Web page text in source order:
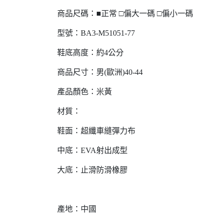
商品尺碼：■正常 □偏大一碼 □偏小一碼
型號：BA3-M51051-77
鞋底高度：約4公分
商品尺寸：男(歐洲)40-44
產品顏色：米黃
材質：
鞋面：超纖車縫彈力布
中底：EVA射出成型
大底：止滑防滑橡膠
產地：中國